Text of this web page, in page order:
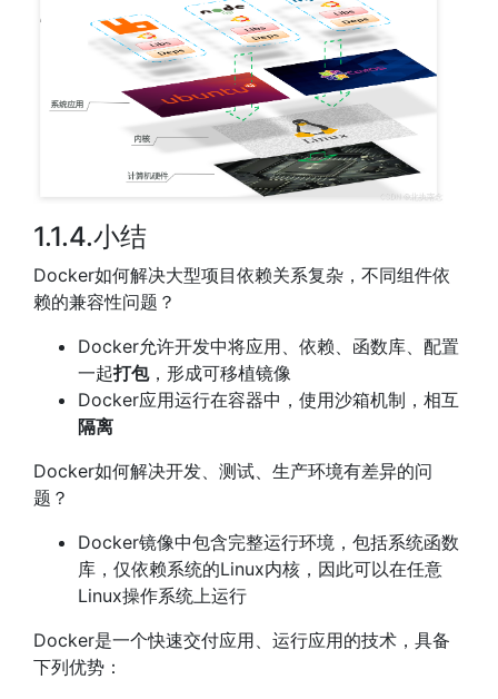
1.1.4.小结
Docker如何解决大型项目依赖关系复杂，不同组件依
赖的兼容性问题？
Docker允许开发中将应用、依赖、函数库、配置
一起打包，形成可移植镜像
Docker应用运行在容器中，使用沙箱机制，相互
隔离
Docker如何解决开发、测试、生产环境有差异的问
题？
Docker镜像中包含完整运行环境，包括系统函数
库，仅依赖系统的Linux内核，因此可以在任意
Linux操作系统上运行
Docker是一个快速交付应用、运行应用的技术，具备
下列优势：